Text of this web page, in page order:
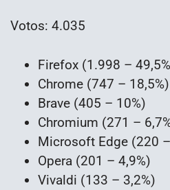
Votos: 4.035
Firefox (1.998 –
Chrome (747 – 18,5%)
Brave (405 – 10%)
Chromium (271 –
Microsoft Edge (220
Opera (201 – 4,9%)
Vivaldi (133 – 3,2%)